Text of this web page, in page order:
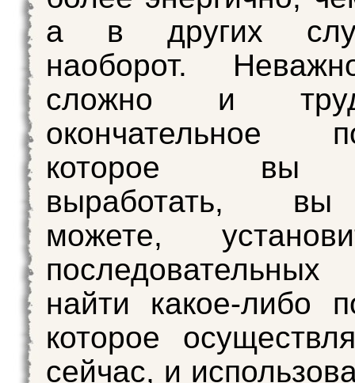
а в других
наоборот.
сложно и
окончательное
которое вы
выработать,
можете,
найти какое-либо
которое
сейчас, и